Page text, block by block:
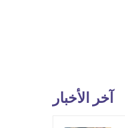
آخر الأخبار